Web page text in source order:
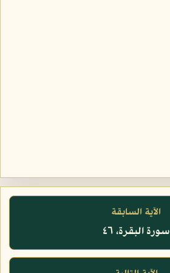
الآية السابقة
سورة البقرة، ٤٦